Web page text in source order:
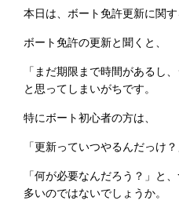
本日は、ボート免許更新に関す
ボート免許の更新と聞くと、
「まだ期限まで時間があるし
と思ってしまいがちです。
特にボート初心者の方は、
「更新っていつやるんだっけ？
「何が必要なんだろう？」と
多いのではないでしょうか。